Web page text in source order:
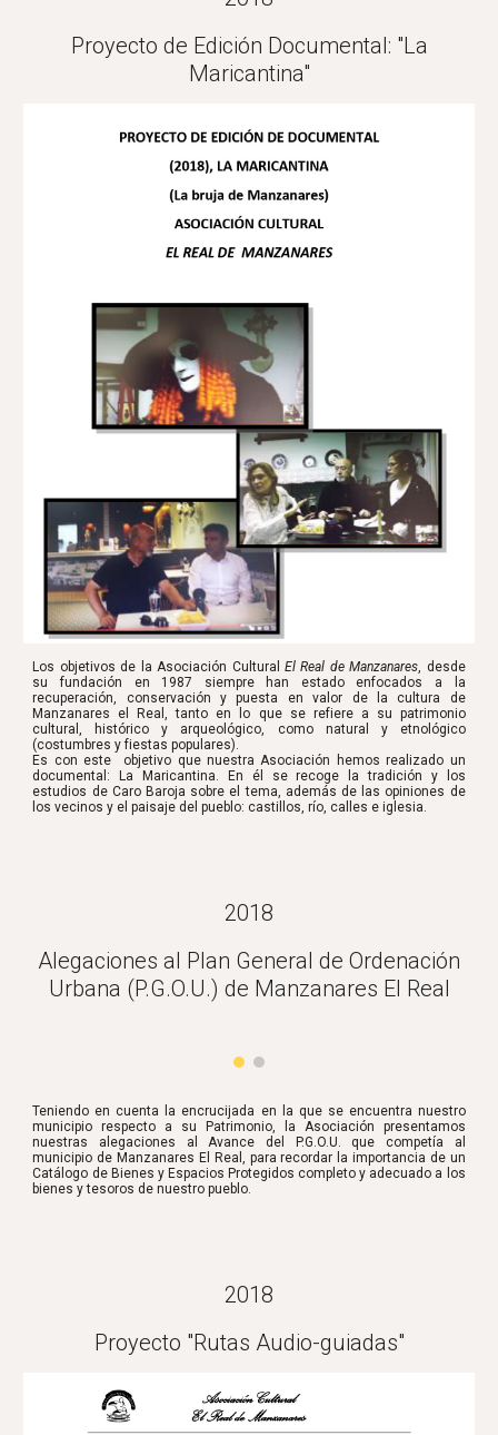
Proyecto de Edición Documental: "La
Maricantina"
Los objetivos de la Asociación Cultural El Real de Manzanares , desde
su fundación en 1987 siempre han estado enfocados a la
recuperación, conservación y puesta en valor de la cultura de
Manzanares el Real, tanto en lo que se refiere a su patrimonio
cultural, histórico y arqueológico, como natural y etnológico
(costumbres y fiestas populares).
Es con este objetivo que nuestra Asociación hemos realizado un
documental: La Maricantina. En él se recoge la tradición y los
estudios de Caro Baroja sobre el tema, además de las opiniones de
los vecinos y el paisaje del pueblo: castillos, río, calles e iglesia.
2018
Alegaciones al Plan General de Ordenación
Urbana (P.G.O.U.) de Manzanares El Real
Teniendo en cuenta la encrucijada en la que se encuentra nuestro
municipio respecto a su Patrimonio, la Asociación presentamos
nuestras alegaciones al Avance del P.G.O.U. que competía al
municipio de Manzanares El Real, para recordar la importancia de un
Catálogo de Bienes y Espacios Protegidos completo y adecuado a los
bienes y tesoros de nuestro pueblo.
2018
Proyecto "Rutas Audio-guiadas"